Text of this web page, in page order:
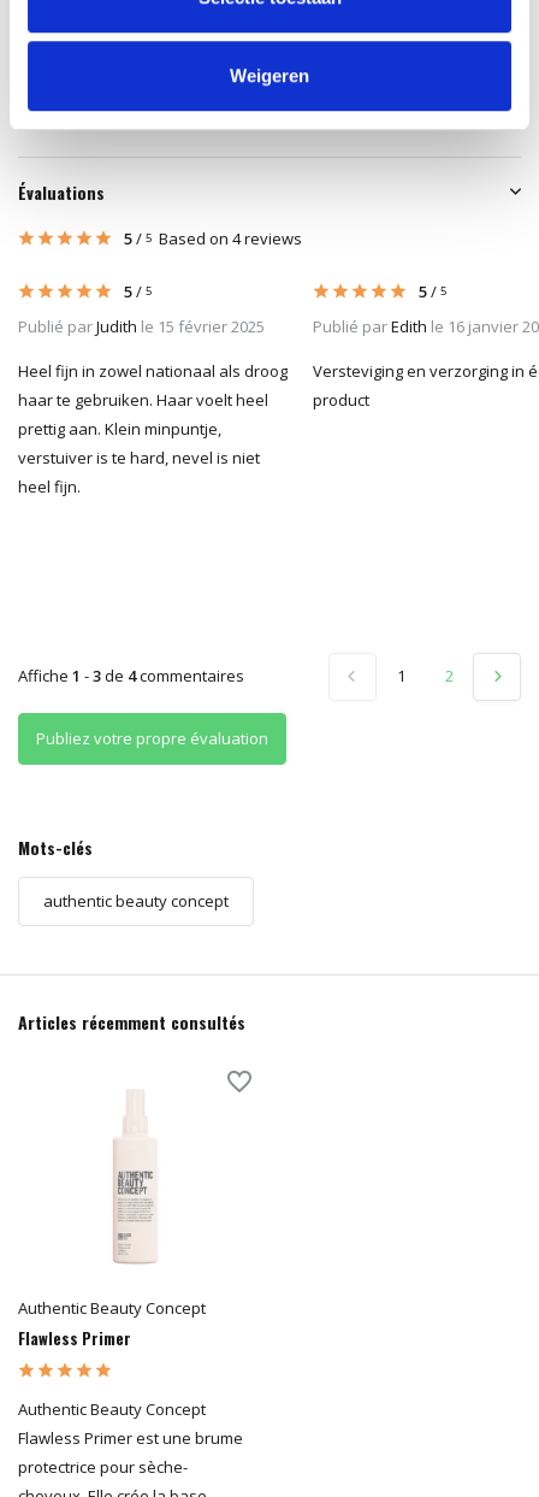
Weigeren
Taxes incluses
31,90
Taxes incluses Taxes incluses
Évaluations
5/ 5 Based on 4 reviews
5/ 5
Publié parJudith le 15 février 2025
Heel fijn in zowel nationaal als droog
haar te gebruiken. Haar voelt heel
prettig aan. Klein minpuntje,
verstuiver is te hard, nevel is niet
heel fijn.
5/ 5
Publié parEdith le 16 janvier
Versteviging en verzorging in
product
Affiche 1 -3de 4commentaires 1 2
Publiez votre propre évaluation
Mots-clés
authentic beauty concept
Articles récemment consultés
Authentic Beauty Concept
Flawless Primer
Authentic Beauty Concept
Flawless Primer est une brume
protectrice pour sèche-